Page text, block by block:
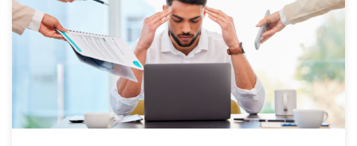
Nova NR-1 entra em vigor e amplia
responsabilidade das empresas sobre
saúde mental no trabalho
Atualização da norma obriga empregadores a incluir